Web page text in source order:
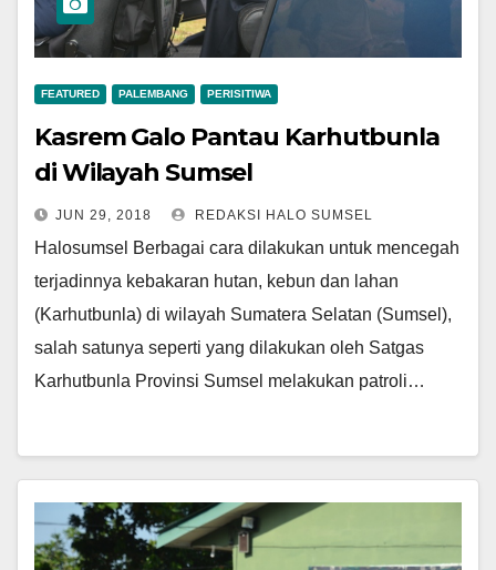
FEATURED PALEMBANG PERISITIWA
Kasrem Galo Pantau Karhutbunla
di Wilayah Sumsel
JUN 29, 2018 REDAKSI HALO SUMSEL
Halosumsel Berbagai cara dilakukan untuk mencegah
terjadinnya kebakaran hutan, kebun dan lahan
(Karhutbunla) di wilayah Sumatera Selatan (Sumsel),
salah satunya seperti yang dilakukan oleh Satgas
Karhutbunla Provinsi Sumsel melakukan patroli…